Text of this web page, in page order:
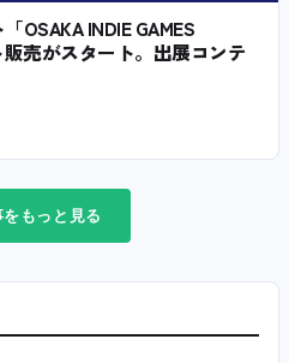
OSAKA INDIE GAMES
売がスタート。出展コンテ
もっと見る